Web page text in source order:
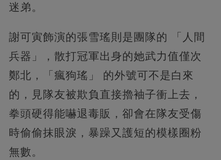
迷弟。
謝可寅飾演的張雪瑤則是團隊的 「人間
兵器」，散打冠軍出身的她武力值僅次
鄭北，「瘋狗瑤」 的外號可不是白來
的，見隊友被欺負直接擼袖子衝上去，
拳頭硬得能嚇退毒販，卻會在隊友受傷
時偷偷抹眼淚，暴躁又護短的模樣圈粉
無數。